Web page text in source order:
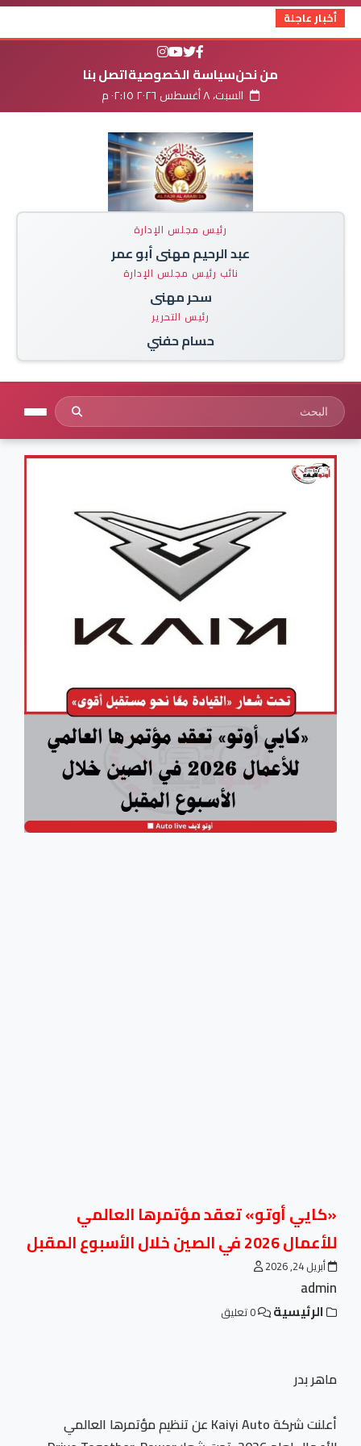
أخبار عاجلة
من نحنسياسة الخصوصيةاتصل بنا
السبت، ٨ أغسطس ٢٠٢٦ ٠٢:١٥ م
رئيس مجلس الإدارة
عبد الرحيم مهنى أبو عمر
نائب رئيس مجلس الإدارة
سحر مهنى
رئيس التحرير
حسام حفني
«كايي أوتو» تعقد مؤتمرها العالمي
للأعمال 2026 في الصين خلال الأسبوع المقبل
أبريل 24, 2026
admin
الرئيسية
ماهر بدر
أعلنت شركة Kaiyi Auto عن تنظيم مؤتمرها العالمي